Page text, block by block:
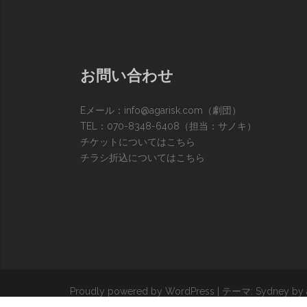
お問い合わせ
Eメール： info@agarisk.com （劇団）
TEL：070-8348-6408（担当：サノキ）
チケットについてはこちら
チラシ折込についてはこちら
Proudly powered by WordPress テーマ: Sydney by